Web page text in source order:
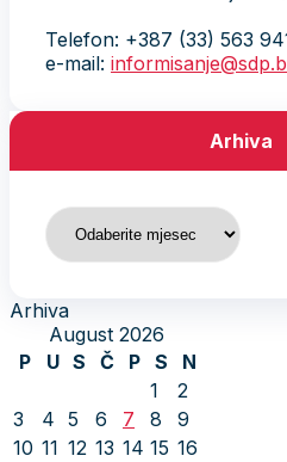
Telefon: +387 (33) 563
e-mail:
Arhiva
Arhiva
Arhiva
August 2026
P
U S Č P S
N
1
2
3
4 5 6 7 8
9
10 11 12 13 14 15 16